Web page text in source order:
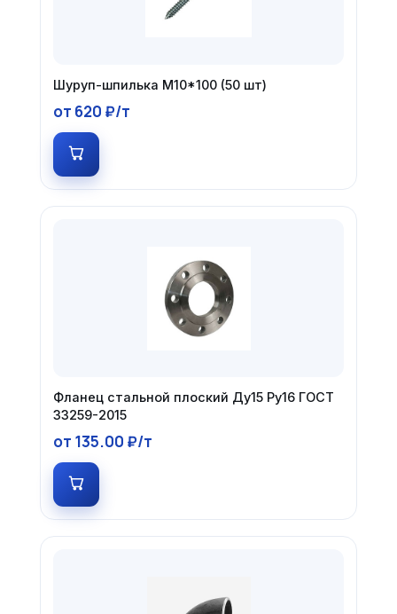
Шуруп-шпилька М10*100 (50 шт)
от 620 ₽/т
Фланец стальной плоский Ду15 Ру16 ГОСТ
33259-2015
от 135.00 ₽/т